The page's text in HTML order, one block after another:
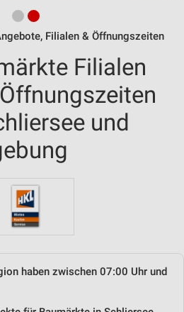
Filialen & Öffnungszeiten
Filialen
und
haben zwischen 07:00 Uhr und